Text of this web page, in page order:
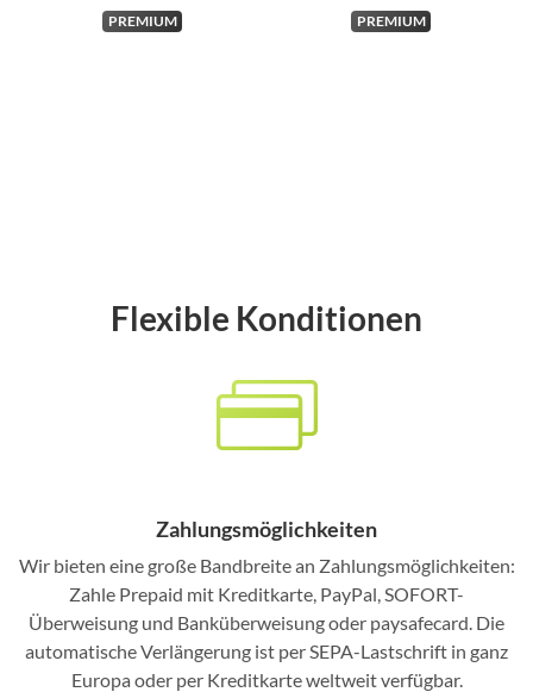
PREMIUM PREMIUM
Flexible Konditionen
Zahlungsmöglichkeiten
Wir bieten eine große Bandbreite an Zahlungsmöglichkeiten:
Zahle Prepaid mit Kreditkarte, PayPal, SOFORT-
Überweisung und Banküberweisung oder paysafecard. Die
automatische Verlängerung ist per SEPA-Lastschrift in ganz
Europa oder per Kreditkarte weltweit verfügbar.